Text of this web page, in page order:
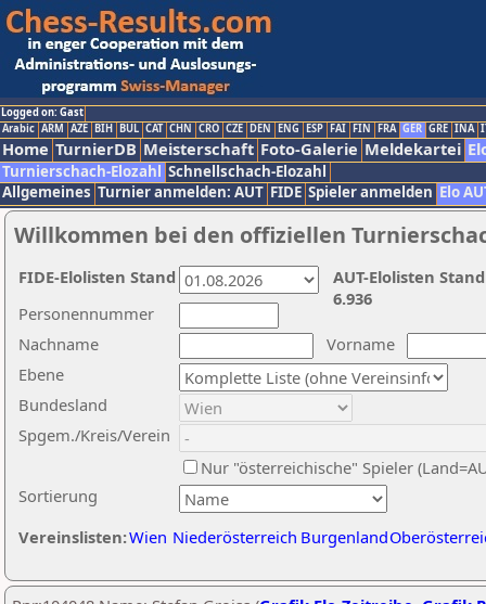
Logged on: Gast
Arabic ARM AZE BIH BUL CAT CHN CRO CZE DEN ENG ESP FAI FIN FRA GER GRE INA
Home TurnierDB Meisterschaft Foto-Galerie Meldekartei
Turnierschach-Elozahl Schnellschach-Elozahl
Allgemeines Turnier anmelden: AUT FIDE Spieler anmelden Elo
Willkommen bei den offiziellen
Nachname
Vorname
Ebene
Sortierung
Personennummer
Bundesland
Spgem./Kreis/Verein
Nur "österreichische" Spieler
Vereinslisten:Wien Niederösterreich Burgenland
AUT-Elolisten
6.936
FIDE-Elolisten Stand